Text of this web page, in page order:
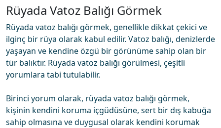
Rüyada Vatoz Balığı Görmek
Rüyada vatoz balığı görmek, genellikle dikkat çekici ve
ilginç bir rüya olarak kabul edilir. Vatoz balığı, denizlerde
yaşayan ve kendine özgü bir görünüme sahip olan bir
tür balıktır. Rüyada vatoz balığı görülmesi, çeşitli
yorumlara tabi tutulabilir.
Birinci yorum olarak, rüyada vatoz balığı görmek,
kişinin kendini koruma içgüdüsüne, sert bir dış kabuğa
sahip olmasına ve duygusal olarak kendini korumak